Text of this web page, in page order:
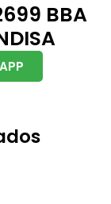
BBA